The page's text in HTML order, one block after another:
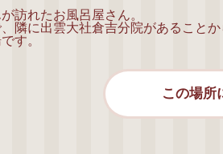
訪れたお風呂屋さん。
隣に出雲大社倉吉分院があること
す。
この場所